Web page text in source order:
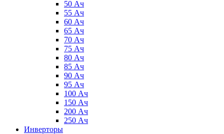
50 Ач
55 Ач
60 Ач
65 Ач
70 Ач
75 Ач
80 Ач
85 Ач
90 Ач
95 Ач
100 Ач
150 Ач
200 Ач
250 Ач
Инверторы